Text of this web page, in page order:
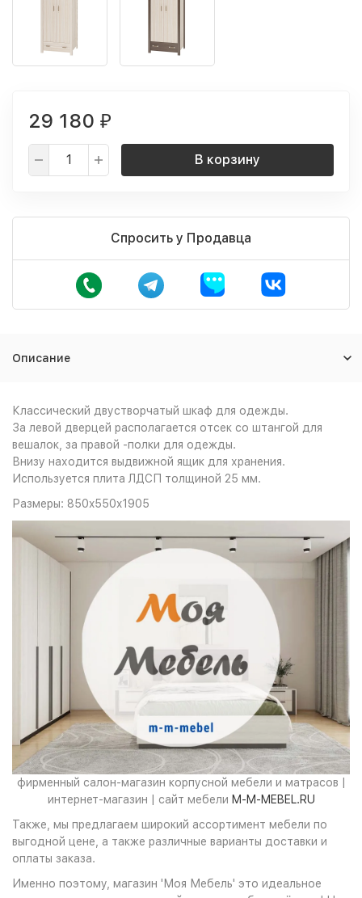
29 180 ₽
В корзину
Спросить у Продавца
Описание
Классический двустворчатый шкаф для одежды.
За левой дверцей располагается отсек со штангой для
вешалок, за правой -полки для одежды.
Внизу находится выдвижной ящик для хранения.
Используется плита ЛДСП толщиной 25 мм.
Размеры: 850x550x1905
фирменный салон-магазин корпусной мебели и матрасов |
интернет-магазин | сайт мебели M-M-MEBEL.RU
Также, мы предлагаем широкий ассортимент мебели по
выгодной цене, а также различные варианты доставки и
оплаты заказа.
Именно поэтому, магазин 'Моя Мебель' это идеальное